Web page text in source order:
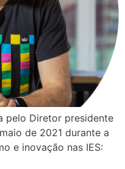
pelo Diretor presidente
de 2021 durante a
e inovação nas IES: